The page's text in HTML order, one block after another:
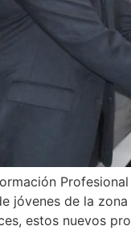
jóvenes de la
estos nuevos